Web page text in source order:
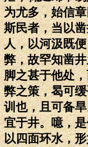
为尤多，始信
斯民者，当以
人，以河汲既
弊，故罕知凿
脚之甚于他处
弊之策，曷可
训也，且可备
宜于井。噫，
以四面环水，